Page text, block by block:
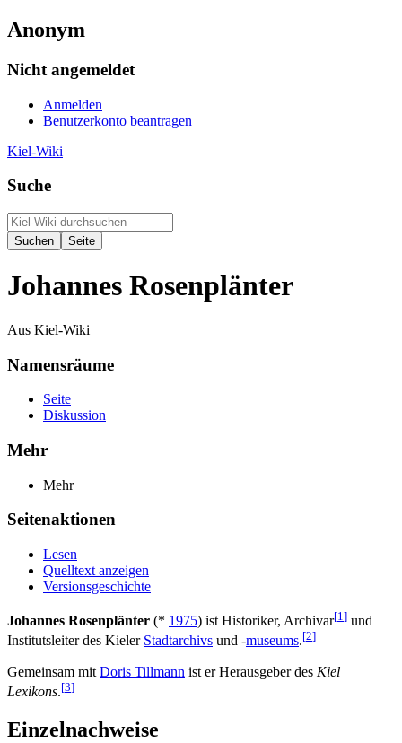
Anonym
Nicht angemeldet
Anmelden
Benutzerkonto beantragen
Kiel-Wiki
Suche
Johannes Rosenplänter
Aus Kiel-Wiki
Namensräume
Seite
Diskussion
Mehr
Mehr
Seitenaktionen
Lesen
Quelltext anzeigen
Versionsgeschichte
Johannes Rosenplänter (* 1975) ist Historiker, Archivar[1] und
Institutsleiter des Kieler Stadtarchivs und -museums.[2]
Gemeinsam mit Doris Tillmann ist er Herausgeber des Kiel
Lexikons.[3]
Einzelnachweise